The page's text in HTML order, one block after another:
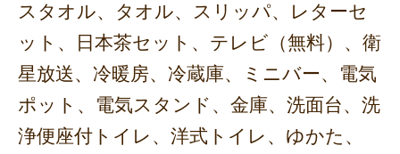
スタオル、タオル、スリッパ、レターセ
ット、日本茶セット、テレビ（無料）、衛
星放送、冷暖房、冷蔵庫、ミニバー、電気
ポット、電気スタンド、金庫、洗面台、洗
浄便座付トイレ、洋式トイレ、ゆかた、